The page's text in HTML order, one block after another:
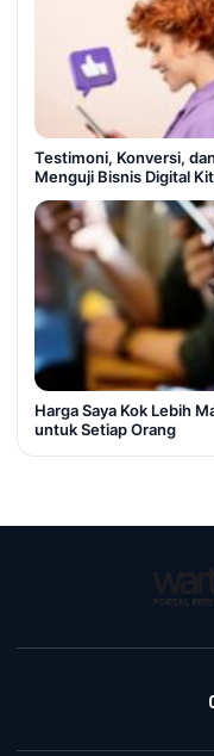
Testimoni, Konversi,
Menguji Bisnis Digital
Harga Saya Kok Lebih
untuk Setiap Orang